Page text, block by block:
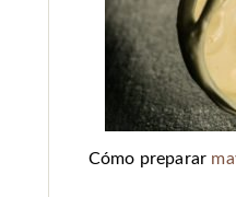
Cómo preparar